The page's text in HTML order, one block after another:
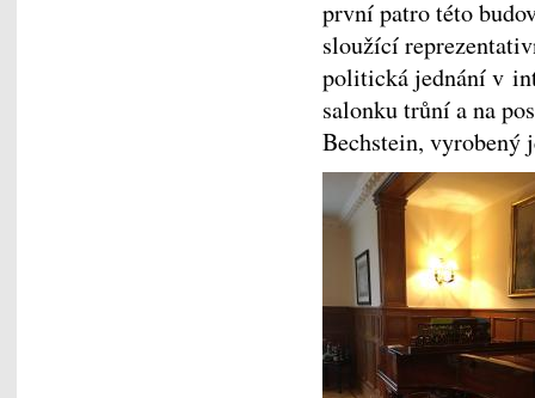
první patro této
sloužící
politická jednání v
salonku trůní a na
Bechstein, vyrobený